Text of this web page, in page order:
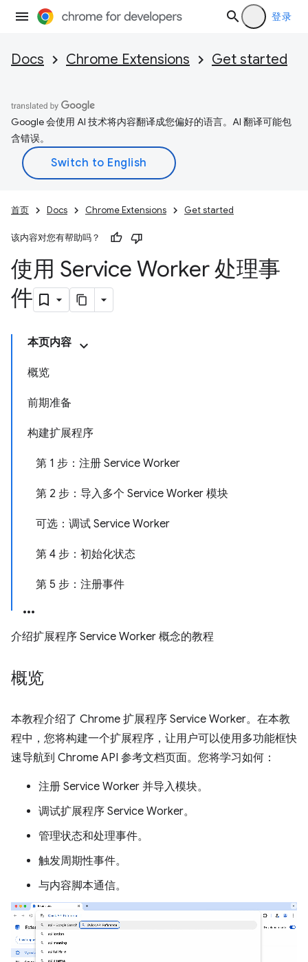
登录
Docs Chrome Extensions Get started
Google 会使用 AI 技术将内容翻译成您偏好的语言。AI 翻译可能包
含错误。
首页 Docs Chrome Extensions Get started
该内容对您有帮助吗？
使用 Service Worker 处理事
件
本页内容
概览
前期准备
构建扩展程序
第 1 步：注册 Service Worker
第 2 步：导入多个 Service Worker 模块
可选：调试 Service Worker
第 4 步：初始化状态
第 5 步：注册事件
介绍扩展程序 Service Worker 概念的教程
概览
本教程介绍了 Chrome 扩展程序 Service Worker。在本教
程中，您将构建一个扩展程序，让用户可以使用多功能框快
速导航到 Chrome API 参考文档页面。您将学习如何：
注册 Service Worker 并导入模块。
调试扩展程序 Service Worker。
管理状态和处理事件。
触发周期性事件。
与内容脚本通信。